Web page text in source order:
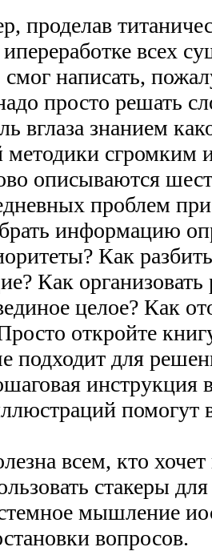
проделав
всех
смог написать,
просто решать
вглаза знанием
методики сгромким
описываются
проблем
информацию
Как
Как
целое? Как
откройте
подходит для
инструкция
помогут
всем, кто
стакеры
мышление
вопросов.